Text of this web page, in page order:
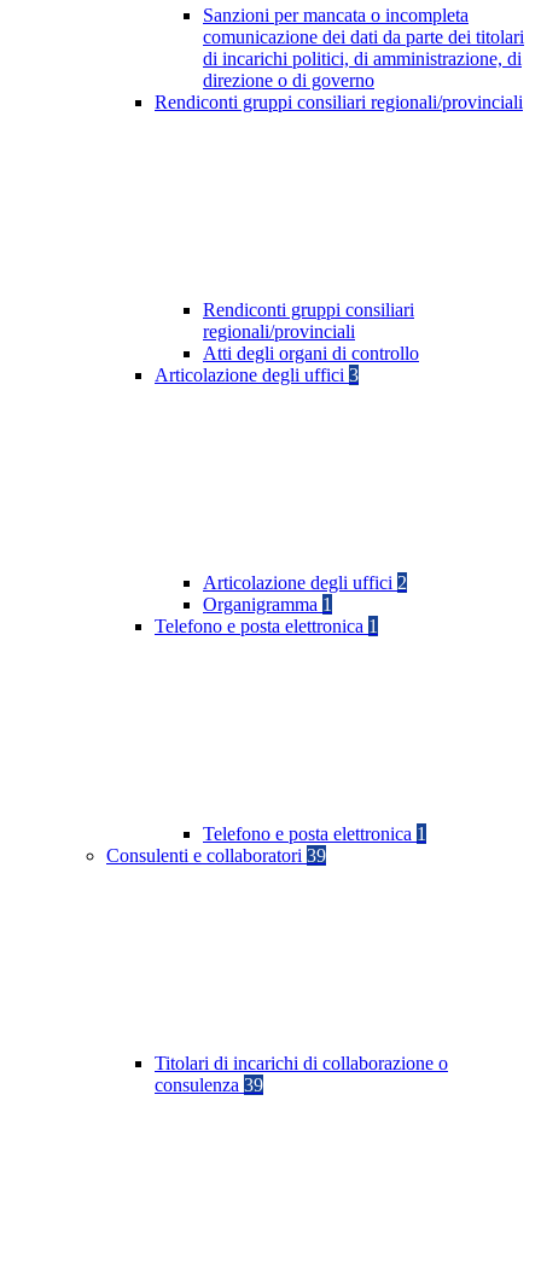
Sanzioni per mancata o incompleta
comunicazione dei dati da parte dei titolari
di incarichi politici, di amministrazione, di
direzione o di governo
Rendiconti gruppi consiliari regionali/provinciali
Rendiconti gruppi consiliari
regionali/provinciali
Atti degli organi di controllo
Articolazione degli uffici 3
Articolazione degli uffici 2
Organigramma 1
Telefono e posta elettronica 1
Telefono e posta elettronica 1
Consulenti e collaboratori 39
Titolari di incarichi di collaborazione o
consulenza 39